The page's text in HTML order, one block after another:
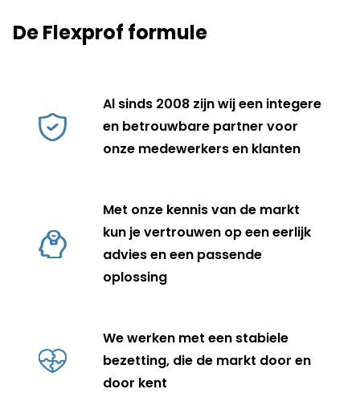
De Flexprof formule
Al sinds 2008 zijn wij een integere
en betrouwbare partner voor
onze medewerkers en klanten
Met onze kennis van de markt
kun je vertrouwen op een eerlijk
advies en een passende
oplossing
We werken met een stabiele
bezetting, die de markt door en
door kent